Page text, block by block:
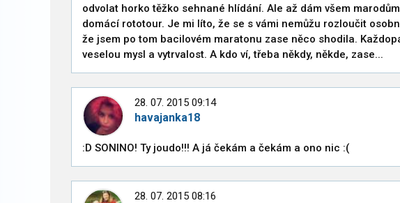
odvolat horko těžko sehnané hlídání. Ale až dám všem
domácí rototour. Je mi líto, že se s vámi nemůžu rozloučit
že jsem po tom bacilovém maratonu zase něco shodila.
veselou mysl a vytrvalost. A kdo ví, třeba někdy, někde, zase...
28. 07. 2015 09:14
havajanka18
:D SONINO! Ty joudo!!! A já čekám a čekám a ono nic :(
28. 07. 2015 08:16